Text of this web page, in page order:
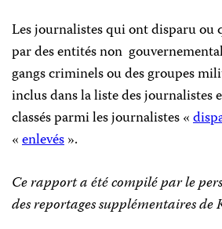
Les journalistes qui ont disparu ou
par des entités non
gangs criminels ou des groupes
inclus dans la liste des journalistes
classés parmi les journalistes «
«enlevés».
Ce rapport a été compilé par le
des reportages supplémentaires de